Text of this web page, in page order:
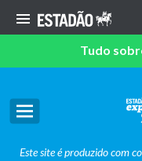
Tudo
Este site é produzido com